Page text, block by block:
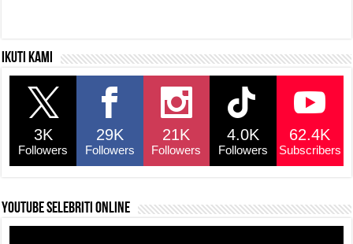
Ikuti kami
3K
Followers
29K
Followers
21K
Followers
4.0K
Followers
62.4K
Subscribers
YouTube selebriti online